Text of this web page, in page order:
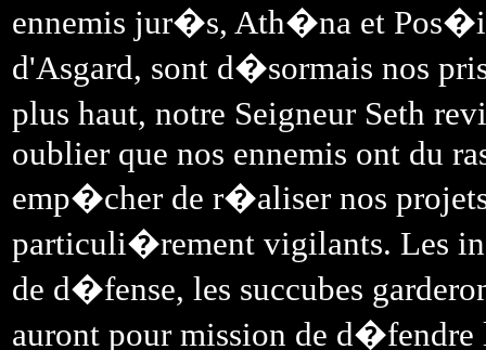
ennemis jur�s, Ath�na et
d'Asgard, sont d�sormais nos
plus haut, notre Seigneur Seth
oublier que nos ennemis ont du
emp�cher de r�aliser nos
particuli�rement vigilants. Les
de d�fense, les succubes
auront pour mission de d�fendre